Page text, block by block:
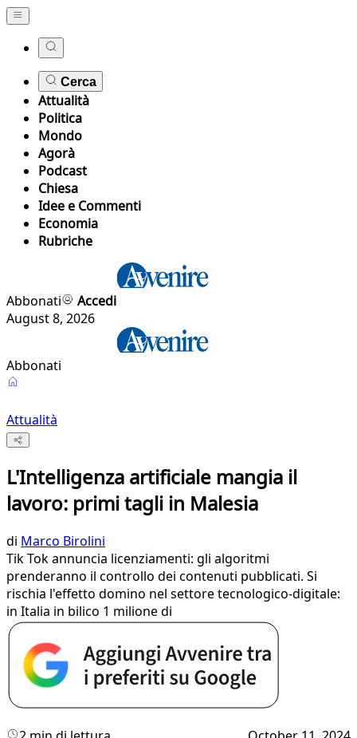
Cerca
Attualità
Politica
Mondo
Agorà
Podcast
Chiesa
Idee e Commenti
Economia
Rubriche
Abbonati
Accedi
August 8, 2026
Abbonati
Attualità
L'Intelligenza artificiale mangia il
lavoro: primi tagli in Malesia
di Marco Birolini
Tik Tok annuncia licenziamenti: gli algoritmi
prenderanno il controllo dei contenuti pubblicati. Si
rischia l'effetto domino nel settore tecnologico-digitale:
in Italia in bilico 1 milione di